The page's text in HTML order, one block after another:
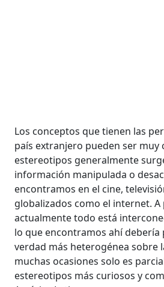
Los conceptos que tienen las
país extranjero pueden ser muy
estereotipos generalmente
información manipulada o
encontramos en el cine,
globalizados como el internet. A
actualmente todo está
lo que encontramos ahí
verdad más heterogénea sobre
muchas ocasiones solo es
estereotipos más curiosos y